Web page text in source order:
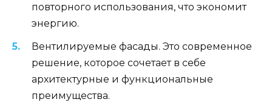
повторного использования, что экономит
энергию.
Вентилируемые фасады. Это современное
решение, которое сочетает в себе
архитектурные и функциональные
преимущества.